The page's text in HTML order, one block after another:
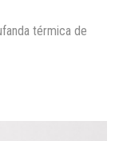
térmica de